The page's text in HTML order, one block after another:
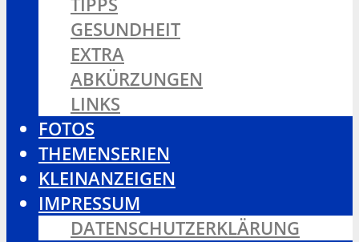
GESUNDHEIT
EXTRA
ABKÜRZUNGEN
LINKS
FOTOS
THEMENSERIEN
KLEINANZEIGEN
IMPRESSUM
DATENSCHUTZERKLÄRUNG